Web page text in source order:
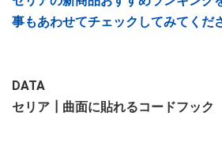
事もあわせてチェックしてみてくだ
DATA
セリア┃曲面に貼れるコードフック